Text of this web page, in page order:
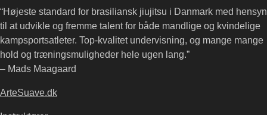
“Højeste standard for brasiliansk jiujitsu i Danmark med hensyn
til at udvikle og fremme talent for både mandlige og kvindelige
kampsportsatleter. Top-kvalitet undervisning, og mange mange
hold og træningsmuligheder hele ugen lang.”
– Mads Maagaard
ArteSuave.dk